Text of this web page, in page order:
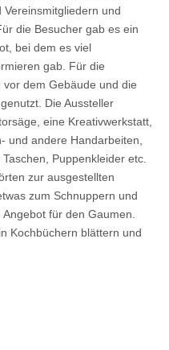
und
die Besucher gab es ein
bei dem es viel
gab. Für die
dem Gebäude und die
Die Aussteller
eine Kreativwerkstatt,
und andere Handarbeiten,
Puppenkleider etc.
zur ausgestellten
zum Schnuppern und
für den Gaumen.
Kochbüchern blättern und